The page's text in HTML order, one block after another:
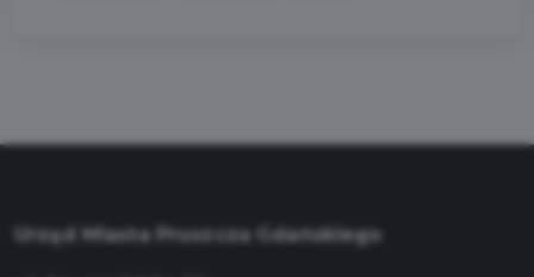
Urząd Miasta Pruszcza Gdańskiego